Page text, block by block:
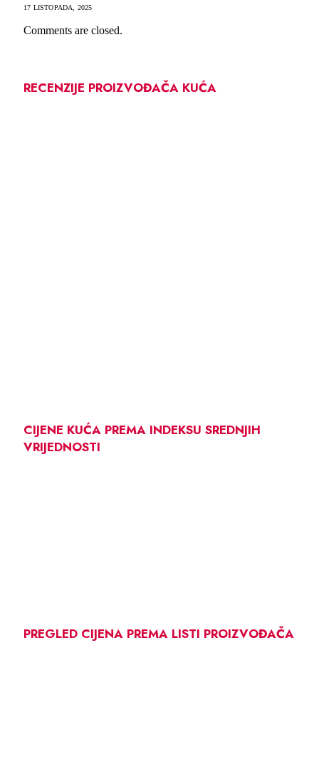
17 LISTOPADA, 2025
Comments are closed.
RECENZIJE PROIZVOĐAČA KUĆA
CIJENE KUĆA PREMA INDEKSU SREDNJIH
VRIJEDNOSTI
PREGLED CIJENA PREMA LISTI PROIZVOĐAČA